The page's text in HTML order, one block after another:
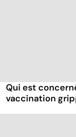
Qui est
vaccination